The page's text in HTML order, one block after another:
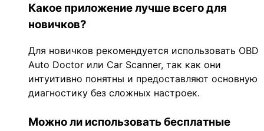
Какое приложение лучше всего для
новичков?
Для новичков рекомендуется использовать OBD
Auto Doctor или Car Scanner, так как они
интуитивно понятны и предоставляют основную
диагностику без сложных настроек.
Можно ли использовать бесплатные